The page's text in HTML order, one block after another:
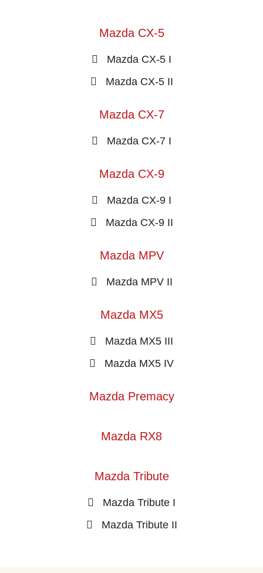
Mazda CX-5
Mazda CX-5 I
Mazda CX-5 II
Mazda CX-7
Mazda CX-7 I
Mazda CX-9
Mazda CX-9 I
Mazda CX-9 II
Mazda MPV
Mazda MPV II
Mazda MX5
Mazda MX5 III
Mazda MX5 IV
Mazda Premacy
Mazda RX8
Mazda Tribute
Mazda Tribute I
Mazda Tribute II